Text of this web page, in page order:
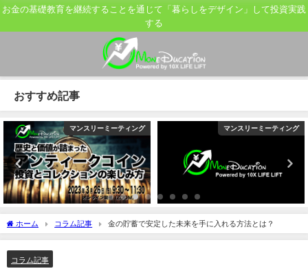
お金の基礎教育を継続することを通じて「暮らしをデザイン」して投資実践
する
おすすめ記事
マンスリーミーティング マンスリーミーティング
ホーム コラム記事 金の貯蓄で安定した未来を手に入れる方法とは？
コラム記事